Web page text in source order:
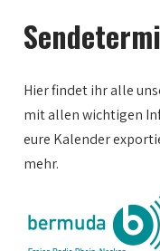
Hier findet ihr alle
mit allen wichtigen
eure Kalender
mehr.
1:00